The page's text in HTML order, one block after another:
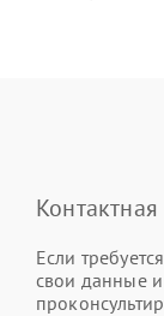
Если
свои данные